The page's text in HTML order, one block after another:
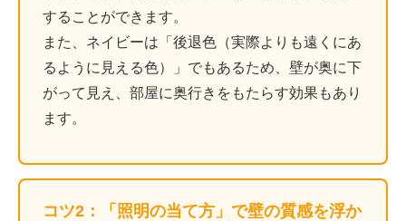
することができます。
また、ネイビーは「後退色（実際よりも遠くにあ
るように見える色）」でもあるため、壁が奥に下
がって見え、部屋に奥行きをもたらす効果もあり
ます。
コツ2：「照明の当て方」で壁の質感を浮か